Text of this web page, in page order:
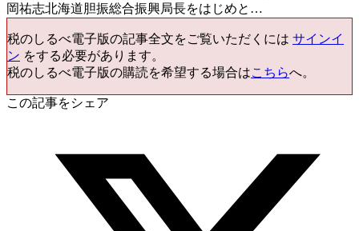
岡祐志北海道胆振総合振興局長をはじめと…
税のしるべ電子版の記事全文をご覧いただくには サインイ
ン をする必要があります。
税のしるべ電子版の購読を希望する場合はこちらへ。
この記事をシェア